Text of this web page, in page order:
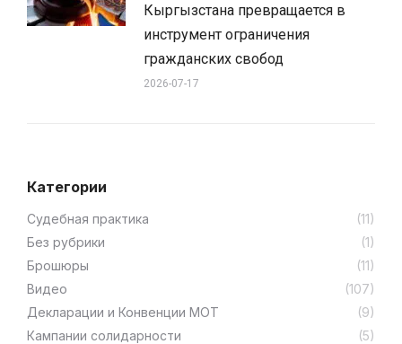
Кыргызстана превращается в
инструмент ограничения
гражданских свобод
2026-07-17
Категории
Cудебная практика
(11)
Без рубрики
(1)
Брошюры
(11)
Видео
(107)
Декларации и Конвенции МОТ
(9)
Кампании солидарности
(5)